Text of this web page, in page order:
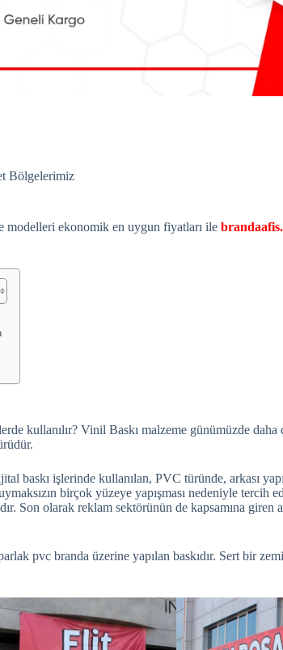
Bölgelerimiz
modelleri ekonomik en uygun fiyatları ile
kullanılır? Vinil Baskı malzeme günümüzde daha
baskı işlerinde kullanılan, PVC türünde, arkası
birçok yüzeye yapışması nedeniyle tercih
Son olarak reklam sektörünün de kapsamına giren
pvc branda üzerine yapılan baskıdır. Sert bir